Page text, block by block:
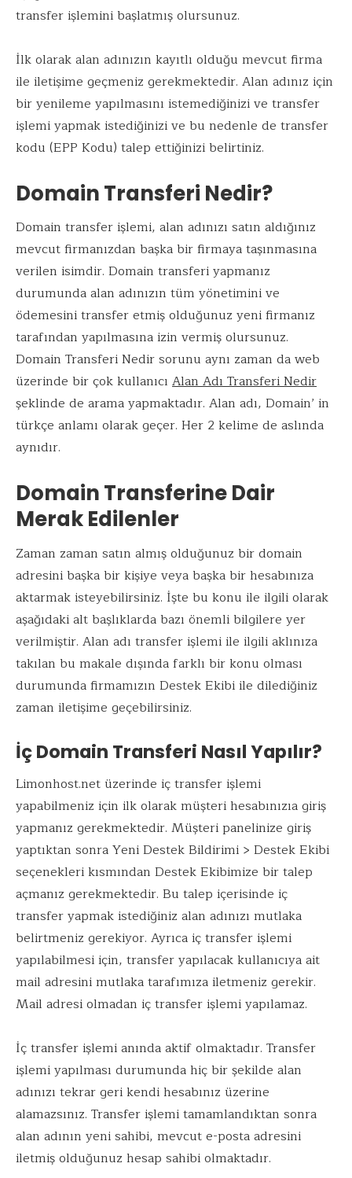
transfer işlemini başlatmış olursunuz.
İlk olarak alan adınızın kayıtlı olduğu mevcut firma
ile iletişime geçmeniz gerekmektedir. Alan adınız için
bir yenileme yapılmasını istemediğinizi ve transfer
işlemi yapmak istediğinizi ve bu nedenle de transfer
kodu (EPP Kodu) talep ettiğinizi belirtiniz.
Domain Transferi Nedir?
Domain transfer işlemi, alan adınızı satın aldığınız
mevcut firmanızdan başka bir firmaya taşınmasına
verilen isimdir. Domain transferi yapmanız
durumunda alan adınızın tüm yönetimini ve
ödemesini transfer etmiş olduğunuz yeni firmanız
tarafından yapılmasına izin vermiş olursunuz.
Domain Transferi Nedir sorunu aynı zaman da web
üzerinde bir çok kullanıcı Alan Adı Transferi Nedir
şeklinde de arama yapmaktadır. Alan adı, Domain’ in
türkçe anlamı olarak geçer. Her 2 kelime de aslında
aynıdır.
Domain Transferine Dair
Merak Edilenler
Zaman zaman satın almış olduğunuz bir domain
adresini başka bir kişiye veya başka bir hesabınıza
aktarmak isteyebilirsiniz. İşte bu konu ile ilgili olarak
aşağıdaki alt başlıklarda bazı önemli bilgilere yer
verilmiştir. Alan adı transfer işlemi ile ilgili aklınıza
takılan bu makale dışında farklı bir konu olması
durumunda firmamızın Destek Ekibi ile dilediğiniz
zaman iletişime geçebilirsiniz.
İç Domain Transferi Nasıl Yapılır?
Limonhost.net üzerinde iç transfer işlemi
yapabilmeniz için ilk olarak müşteri hesabınızıa giriş
yapmanız gerekmektedir. Müşteri panelinize giriş
yaptıktan sonra Yeni Destek Bildirimi > Destek Ekibi
seçenekleri kısmından Destek Ekibimize bir talep
açmanız gerekmektedir. Bu talep içerisinde iç
transfer yapmak istediğiniz alan adınızı mutlaka
belirtmeniz gerekiyor. Ayrıca iç transfer işlemi
yapılabilmesi için, transfer yapılacak kullanıcıya ait
mail adresini mutlaka tarafımıza iletmeniz gerekir.
Mail adresi olmadan iç transfer işlemi yapılamaz.
İç transfer işlemi anında aktif olmaktadır. Transfer
işlemi yapılması durumunda hiç bir şekilde alan
adınızı tekrar geri kendi hesabınız üzerine
alamazsınız. Transfer işlemi tamamlandıktan sonra
alan adının yeni sahibi, mevcut e-posta adresini
iletmiş olduğunuz hesap sahibi olmaktadır.